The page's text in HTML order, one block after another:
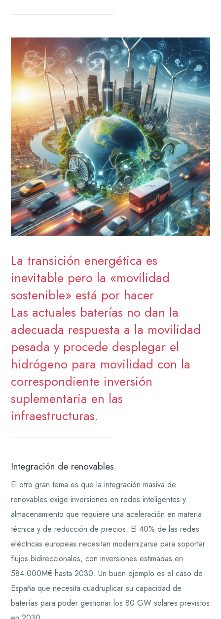
La transición energética es
inevitable pero la «movilidad
sostenible» está por hacer
Las actuales baterías no dan la
adecuada respuesta a la movilidad
pesada y procede desplegar el
hidrógeno para movilidad con la
correspondiente inversión
suplementaria en las
infraestructuras.
Integración de renovables
El otro gran tema es que la integración masiva de
renovables exige inversiones en redes inteligentes y
almacenamiento que requiere una aceleración en materia
técnica y de reducción de precios. El 40% de las redes
eléctricas europeas necesitan modernizarse para soportar
flujos bidireccionales, con inversiones estimadas en
584.000M€ hasta 2030. Un buen ejemplo es el caso de
España que necesita cuadruplicar su capacidad de
baterías para poder gestionar los 80 GW solares previstos